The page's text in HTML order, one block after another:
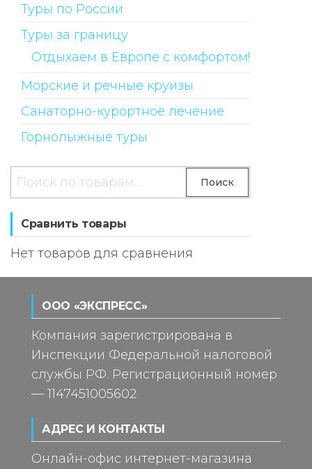
Туры по России
Туры за границу
Отдыхаем в Европе с комфортом!
Морские и речные круизы
Санаторно-курортное лечение
Горнолыжные туры
Искать: Поиск
Сравнить товары
Нет товаров для сравнения
ООО «ЭКСПРЕСС»
Компания зарегистрирована в
Инспекции Федеральной налоговой
службы РФ. Регистрационный номер
— 1147451005602
АДРЕС И КОНТАКТЫ
Онлайн-офис интернет-магазина